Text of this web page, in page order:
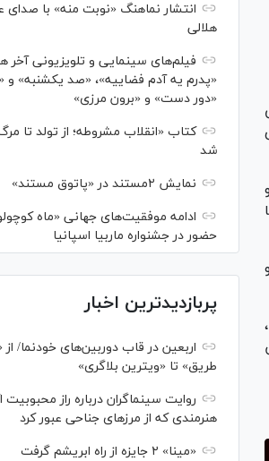
۱۴:۳۰ روی
و
انتشار نماهنگ «نوبت منه» با صدای
هلالی
فیلم‌های سینمایی و تلویزیونی آخر
«پدرم یه آدم فضاییه»، «صد یکشنبه» و
«دور دست» و «برون مرزی»
کتاب «انقلاب مشروطه؛ از تولد تا
شد
نمایش ۲مستند در «پاتوق مستند»
ادامه موفقیت‌های جهانی «ماه
حضور در جشنواره ماربیا اسپانیا
پربازدیدترین اخبار
اربعین در قاب دوربین‌های خودنما/
طریق» تا «ویترین بلاگری»
روایت سینماگران درباره راز محبوبیت
هنرمندی که از مرزهای جناحی عبور کرد
«مینا» ۲ جایزه از راه ابریشم گرفت